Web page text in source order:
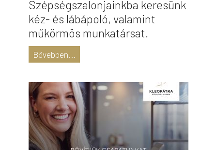
Szépségszalonjainkba keresünk
kéz- és lábápoló, valamint
műkörmös munkatársat.
Bővebben...